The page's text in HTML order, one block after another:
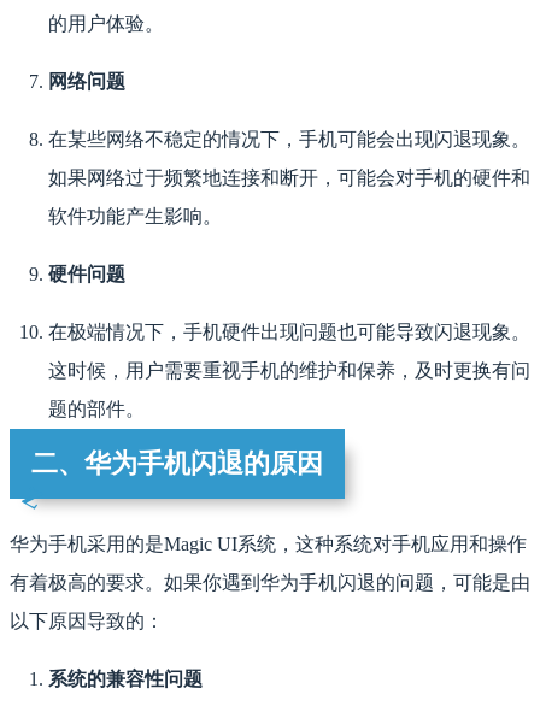
的用户体验。
网络问题
在某些网络不稳定的情况下，手机可能会出现闪退现象。
如果网络过于频繁地连接和断开，可能会对手机的硬件和
软件功能产生影响。
硬件问题
在极端情况下，手机硬件出现问题也可能导致闪退现象。
这时候，用户需要重视手机的维护和保养，及时更换有问
题的部件。
二、华为手机闪退的原因
华为手机采用的是Magic UI系统，这种系统对手机应用和操作
有着极高的要求。如果你遇到华为手机闪退的问题，可能是由
以下原因导致的：
系统的兼容性问题